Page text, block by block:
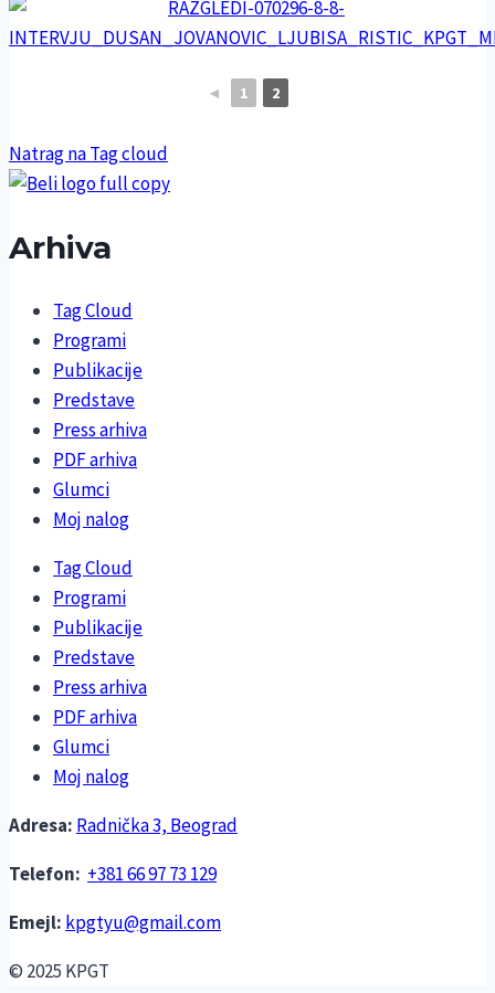
◄ 1 2
Natrag na Tag cloud
Arhiva
Tag Cloud
Programi
Publikacije
Predstave
Press arhiva
PDF arhiva
Glumci
Moj nalog
Tag Cloud
Programi
Publikacije
Predstave
Press arhiva
PDF arhiva
Glumci
Moj nalog
Adresa: Radnička 3, Beograd
Telefon: +381 66 97 73 129
Emejl: kpgtyu@gmail.com
© 2025 KPGT